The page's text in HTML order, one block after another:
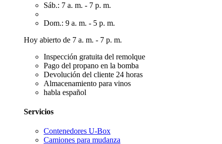
Sáb.: 7 a. m. - 7 p. m.
Dom.: 9 a. m. - 5 p. m.
Hoy abierto de 7 a. m. - 7 p. m.
Inspección gratuita del remolque
Pago del propano en la bomba
Devolución del cliente 24 horas
Almacenamiento para vinos
habla español
Servicios
Contenedores U-Box
Camiones para mudanza